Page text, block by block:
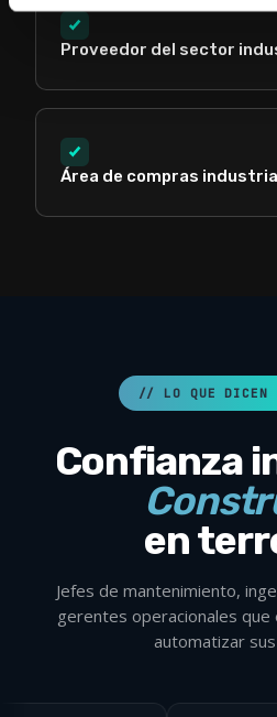
Proveedor del sector
Área de compras
// LO QUE DICEN
Confianza
en
Jefes de mantenimiento,
gerentes operacionales que
automatizar